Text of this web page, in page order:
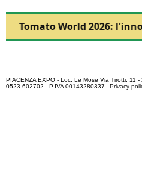
Tomato World 2026:
PIACENZA EXPO - Loc. Le Mose Via Tirotti, 11
0523.602702 - P.IVA 00143280337 -Privacy